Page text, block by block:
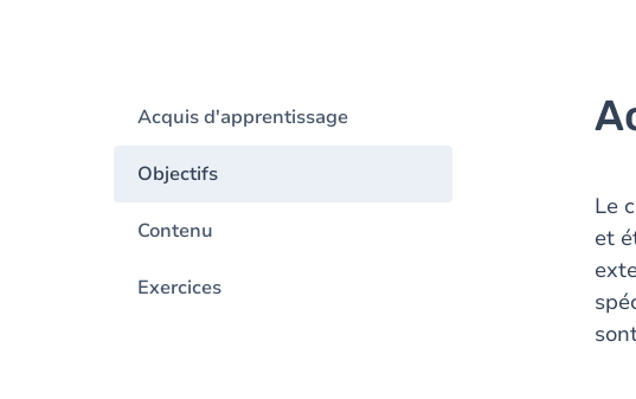
Acquis d'apprentissage
Objectifs
Contenu
Exercices
Le
et